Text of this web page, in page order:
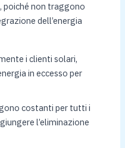
poiché non traggono
dell’energia
i clienti solari,
in eccesso per
costanti per tutti i
l’eliminazione